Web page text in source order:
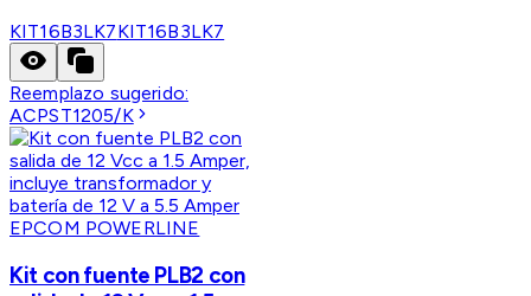
KIT16B3LK7KIT16B3LK7
Reemplazo sugerido:
ACPST1205/K
EPCOM POWERLINE
Kit con fuente PLB2 con